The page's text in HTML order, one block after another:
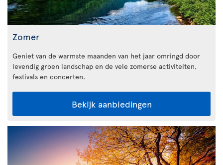
Zomer
Geniet van de warmste maanden van het jaar omringd door
levendig groen landschap en de vele zomerse activiteiten,
festivals en concerten.
Bekijk aanbiedingen